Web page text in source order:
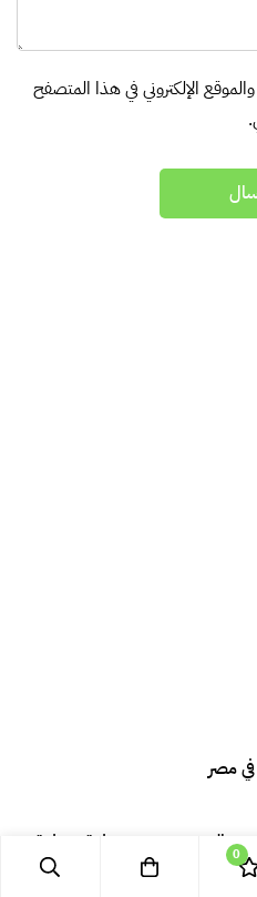
الإلكتروني في هذا المتصفح
العنب وتخزينه خطوة بخطوة 0